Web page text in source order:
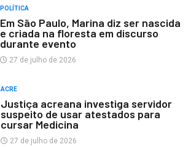
POLÍTICA
Em São Paulo, Marina diz ser nascida
e criada na floresta em discurso
durante evento
27 de julho de 2026
ACRE
Justiça acreana investiga servidor
suspeito de usar atestados para
cursar Medicina
27 de julho de 2026